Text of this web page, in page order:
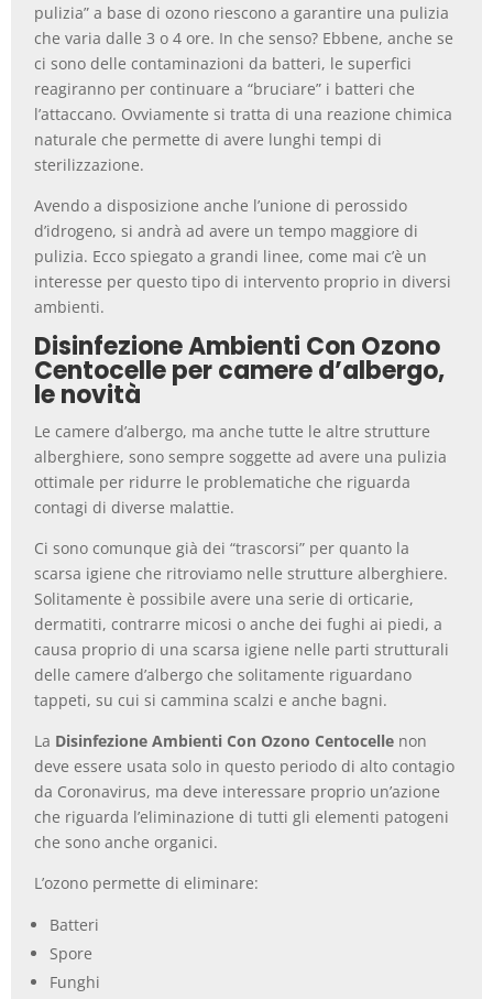
pulizia” a base di ozono riescono a garantire una pulizia
che varia dalle 3 o 4 ore. In che senso? Ebbene, anche se
ci sono delle contaminazioni da batteri, le superfici
reagiranno per continuare a “bruciare” i batteri che
l’attaccano. Ovviamente si tratta di una reazione chimica
naturale che permette di avere lunghi tempi di
sterilizzazione.
Avendo a disposizione anche l’unione di perossido
d’idrogeno, si andrà ad avere un tempo maggiore di
pulizia. Ecco spiegato a grandi linee, come mai c’è un
interesse per questo tipo di intervento proprio in diversi
ambienti.
Disinfezione Ambienti Con Ozono
Centocelle per camere d’albergo,
le novità
Le camere d’albergo, ma anche tutte le altre strutture
alberghiere, sono sempre soggette ad avere una pulizia
ottimale per ridurre le problematiche che riguarda
contagi di diverse malattie.
Ci sono comunque già dei “trascorsi” per quanto la
scarsa igiene che ritroviamo nelle strutture alberghiere.
Solitamente è possibile avere una serie di orticarie,
dermatiti, contrarre micosi o anche dei fughi ai piedi, a
causa proprio di una scarsa igiene nelle parti strutturali
delle camere d’albergo che solitamente riguardano
tappeti, su cui si cammina scalzi e anche bagni.
La Disinfezione Ambienti Con Ozono Centocelle non
deve essere usata solo in questo periodo di alto contagio
da Coronavirus, ma deve interessare proprio un’azione
che riguarda l’eliminazione di tutti gli elementi patogeni
che sono anche organici.
L’ozono permette di eliminare:
Batteri
Spore
Funghi